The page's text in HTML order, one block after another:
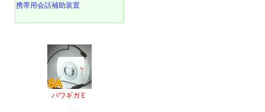
携帯用会話補助装置
パワギガＥ